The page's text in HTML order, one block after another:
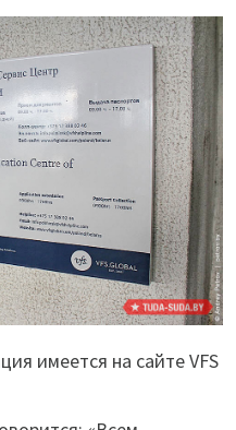
имеется на сайте VFS